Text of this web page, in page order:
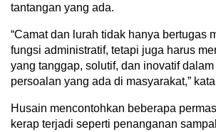
tantangan yang ada.
“Camat dan lurah tidak hanya bertugas
fungsi administratif, tetapi juga harus
yang tanggap, solutif, dan inovatif
persoalan yang ada di masyarakat,”
Husain mencontohkan beberapa
kerap terjadi seperti penanganan